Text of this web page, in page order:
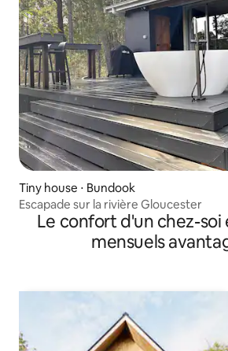
Tiny house ⋅ Bundook
Escapade sur la rivière Gloucester
Le confort d'un chez-soi
mensuels